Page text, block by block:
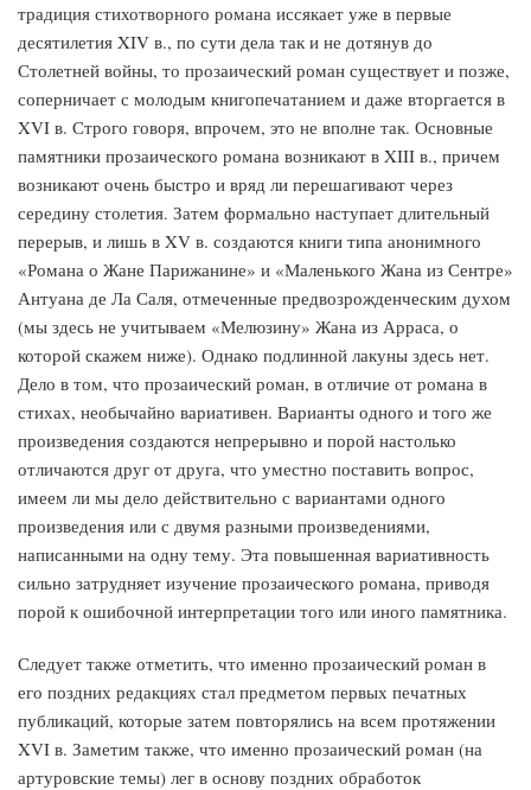
традиция стихотворного романа иссякает уже в первые
десятилетия XIV в., по сути дела так и не дотянув до
Столетней войны, то прозаический роман существует и позже,
соперничает с молодым книгопечатанием и даже вторгается в
XVI в. Строго говоря, впрочем, это не вполне так. Основные
памятники прозаического романа возникают в XIII в., причем
возникают очень быстро и вряд ли перешагивают через
середину столетия. Затем формально наступает длительный
перерыв, и лишь в XV в. создаются книги типа анонимного
«Романа о Жане Парижанине» и «Маленького Жана из Сентре»
Антуана де Ла Саля, отмеченные предвозрожденческим духом
(мы здесь не учитываем «Мелюзину» Жана из Арраса, о
которой скажем ниже). Однако подлинной лакуны здесь нет.
Дело в том, что прозаический роман, в отличие от романа в
стихах, необычайно вариативен. Варианты одного и того же
произведения создаются непрерывно и порой настолько
отличаются друг от друга, что уместно поставить вопрос,
имеем ли мы дело действительно с вариантами одного
произведения или с двумя разными произведениями,
написанными на одну тему. Эта повышенная вариативность
сильно затрудняет изучение прозаического романа, приводя
порой к ошибочной интерпретации того или иного памятника.
Следует также отметить, что именно прозаический роман в
его поздних редакциях стал предметом первых печатных
публикаций, которые затем повторялись на всем протяжении
XVI в. Заметим также, что именно прозаический роман (на
артуровские темы) лег в основу поздних обработок